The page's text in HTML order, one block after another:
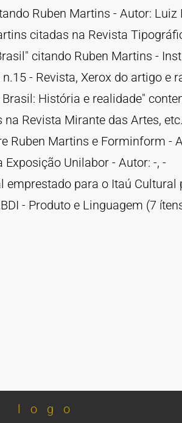
Ruben Martins - Autor: Luiz
citadas na Revista
citando Ruben Martins -
- Revista, Xerox do artigo e
História e realidade"
Revista Mirante das Artes,
Ruben Martins e Forminform -
Unilabor - Autor: -, -
emprestado para o Itaú
- Produto e Linguagem (7